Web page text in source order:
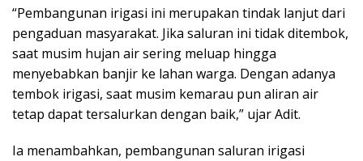
“Pembangunan irigasi ini merupakan tindak lanjut dari
pengaduan masyarakat. Jika saluran ini tidak ditembok,
saat musim hujan air sering meluap hingga
menyebabkan banjir ke lahan warga. Dengan adanya
tembok irigasi, saat musim kemarau pun aliran air
tetap dapat tersalurkan dengan baik,” ujar Adit.
Ia menambahkan, pembangunan saluran irigasi